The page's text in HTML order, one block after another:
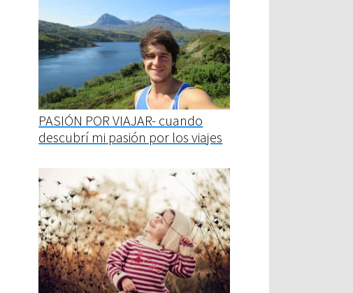
PASIÓN POR VIAJAR- cuando
descubrí mi pasión por los viajes